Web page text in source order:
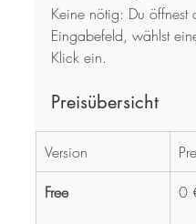
Keine nötig: Du
Eingabefeld, wählst
Klick ein.
Preisübersicht
Version
Free
0